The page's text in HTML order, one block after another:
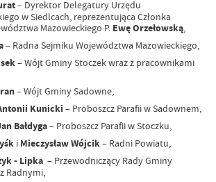
– Dyrektor Delegatury Urzędu
w Siedlcach, reprezentująca Członka
Mazowieckiego P. Ewę Orzełowską,
– Radna Sejmiku Województwa Mazowieckiego,
– Wójt Gminy Stoczek wraz z pracownikami
– Wójt Gminy Sadowne,
Kunicki – Proboszcz Parafii w Sadownem,
Bałdyga– Proboszcz Parafii w Stoczku,
i Mieczysław Wójcik– Radni Powiatu,
- Lipka – Przewodniczący Rady Gminy
Radnymi,